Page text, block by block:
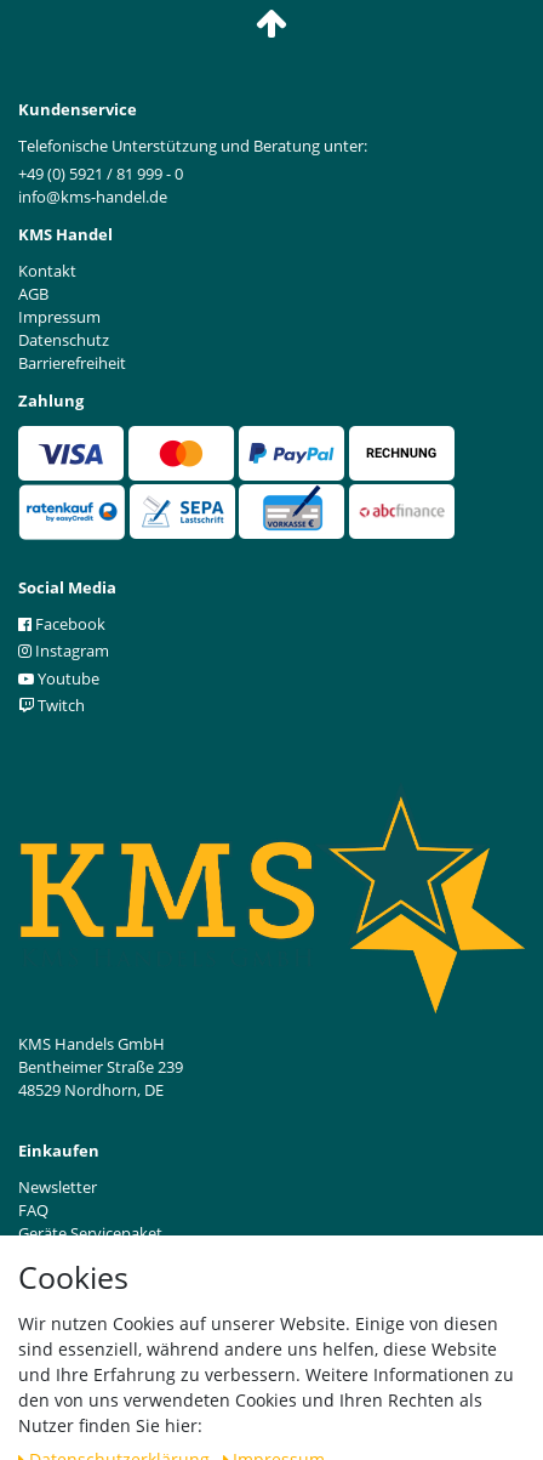
Cookies
Wir nutzen Cookies auf unserer Website. Einige von diesen
sind essenziell, während andere uns helfen, diese Website
und Ihre Erfahrung zu verbessern. Weitere Informationen zu
den von uns verwendeten Cookies und Ihren Rechten als
Nutzer finden Sie hier:
Kundenservice
Telefonische Unterstützung und Beratung unter:
+49 (0) 5921 / 81 999 - 0
info@kms-handel.de
KMS Handel
Kontakt
AGB
Impressum
Datenschutz
Barrierefreiheit
Zahlung
Social Media
Facebook
Instagram
Youtube
Twitch
KMS Handels GmbH
Bentheimer Straße 239
48529 Nordhorn, DE
Einkaufen
Newsletter
FAQ
Geräte Servicepaket
Händleranfragen B2B
Widerrufsrecht
Vertrag widerrufen
Versand